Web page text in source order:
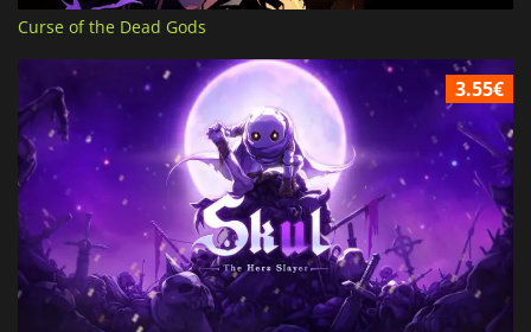
Curse of the Dead Gods
3.55€